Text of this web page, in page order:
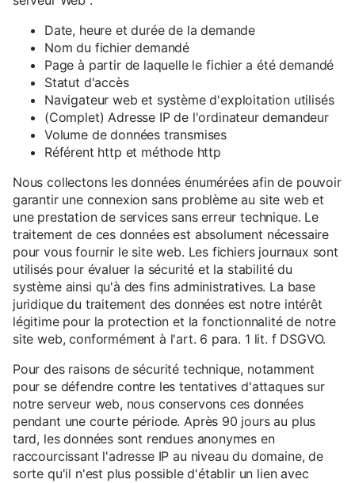
Date, heure et durée de la demande
Nom du fichier demandé
Page à partir de laquelle le fichier a été demandé
Statut d'accès
Navigateur web et système d'exploitation utilisés
(Complet) Adresse IP de l'ordinateur demandeur
Volume de données transmises
Référent http et méthode http
Nous collectons les données énumérées afin de pouvoir
garantir une connexion sans problème au site web et
une prestation de services sans erreur technique. Le
traitement de ces données est absolument nécessaire
pour vous fournir le site web. Les fichiers journaux sont
utilisés pour évaluer la sécurité et la stabilité du
système ainsi qu'à des fins administratives. La base
juridique du traitement des données est notre intérêt
légitime pour la protection et la fonctionnalité de notre
site web, conformément à l'art. 6 para. 1 lit. f DSGVO.
Pour des raisons de sécurité technique, notamment
pour se défendre contre les tentatives d'attaques sur
notre serveur web, nous conservons ces données
pendant une courte période. Après 90 jours au plus
tard, les données sont rendues anonymes en
raccourcissant l'adresse IP au niveau du domaine, de
sorte qu'il n'est plus possible d'établir un lien avec